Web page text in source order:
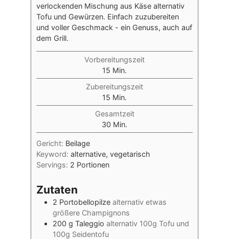
verlockenden Mischung aus Käse alternativ
Tofu und Gewürzen. Einfach zuzubereiten
und voller Geschmack - ein Genuss, auch auf
dem Grill.
Vorbereitungszeit
15 Minuten
Min.
Zubereitungszeit
15 Minuten
Min.
Gesamtzeit
30 Minuten
Min.
Gericht: Beilage
Keyword: alternative, vegetarisch
Servings: 2 Portionen
Zutaten
2 Portobellopilze alternativ etwas
größere Champignons
200 g Taleggio alternativ 100g Tofu und
100g Seidentofu